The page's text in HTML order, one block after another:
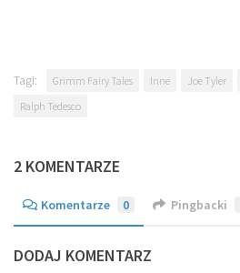
Tagi: Grimm Fairy Tales Inne Joe Tyler
Ralph Tedesco
2 KOMENTARZE
Komentarze 0 Pingbacki
DODAJ KOMENTARZ